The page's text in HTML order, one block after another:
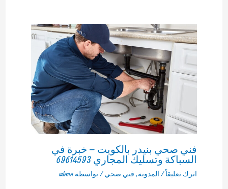
فني صحي بنيدر بالكويت – خبرة في
السباكة وتسليك المجاري 69614593
اترك تعليقاً / المدونة, فني صحي/ بواسطة admin